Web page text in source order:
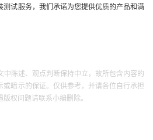
试服务，我们承诺为您提供优质的产品和满
陈述、观点判断保持中立，故所包含内容的
暗示的保证。仅供参考，并请各位自行承担
权问题请联系小编删除。